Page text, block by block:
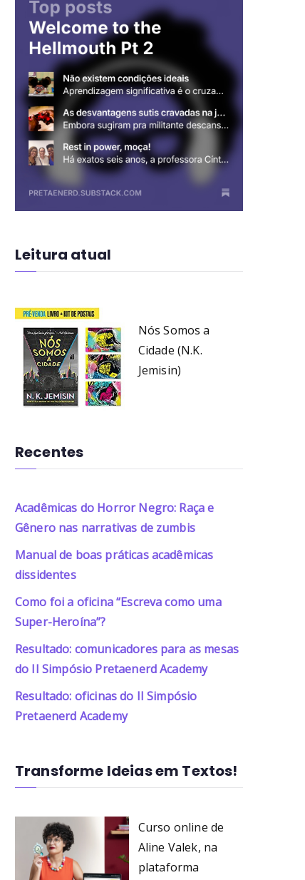
Leitura atual
Nós Somos a
Cidade (N.K.
Jemisin)
Recentes
Acadêmicas do Horror Negro: Raça e
Gênero nas narrativas de zumbis
Manual de boas práticas acadêmicas
dissidentes
Como foi a oficina “Escreva como uma
Super-Heroína”?
Resultado: comunicadores para as mesas
do II Simpósio Pretaenerd Academy
Resultado: oficinas do II Simpósio
Pretaenerd Academy
Transforme Ideias em Textos!
Curso online de
Aline Valek, na
plataforma